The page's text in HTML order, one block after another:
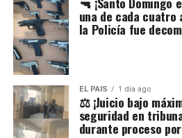
una de cada cuatro
la Policía fue
EL PAIS 1 día ago
⚖️ ¡Juicio bajo
seguridad en
durante proceso